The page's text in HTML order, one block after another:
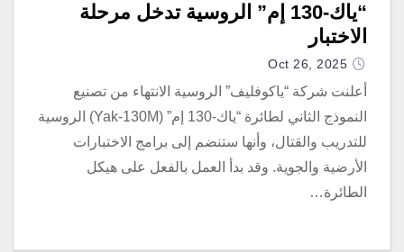
“ياك-130 إم” الروسية تدخل مرحلة
الاختبار
Oct 26, 2025
أعلنت شركة “ياكوفليف” الروسية الانتهاء من تصنيع
النموذج الثاني لطائرة “ياك-130 إم” (Yak-130M) الروسية
للتدريب والقتال، وأنها ستنضم إلى برامج الاختبارات
الأرضية والجوية. وقد بدأ العمل بالفعل على هيكل
الطائرة…